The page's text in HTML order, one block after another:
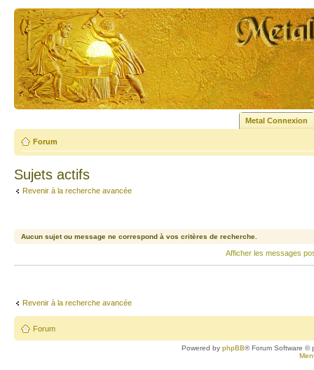
Metal Connexion
Forum
Sujets actifs
Revenir à la recherche avancée
Aucun sujet ou message ne correspond à vos critères de recherche.
Afficher les messages
Revenir à la recherche avancée
Forum
Powered byphpBB® Forum Software ©